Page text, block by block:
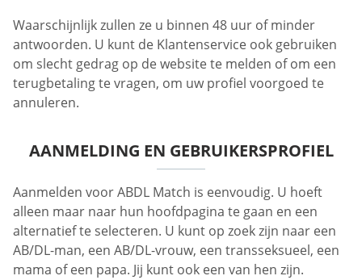
Waarschijnlijk zullen ze u binnen 48 uur of minder
antwoorden. U kunt de Klantenservice ook gebruiken
om slecht gedrag op de website te melden of om een
terugbetaling te vragen, om uw profiel voorgoed te
annuleren.
AANMELDING EN GEBRUIKERSPROFIEL
Aanmelden voor ABDL Match is eenvoudig. U hoeft
alleen maar naar hun hoofdpagina te gaan en een
alternatief te selecteren. U kunt op zoek zijn naar een
AB/DL-man, een AB/DL-vrouw, een transseksueel, een
mama of een papa. Jij kunt ook een van hen zijn.